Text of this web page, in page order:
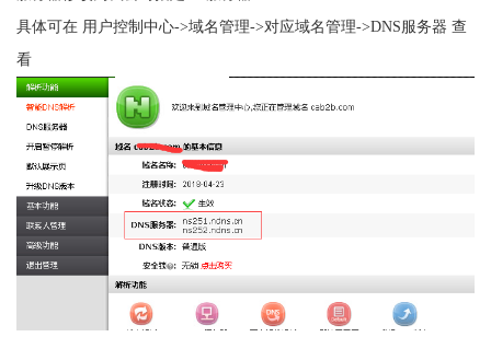
具体可在 用户控制中心->域名管理->对应域名管理->DNS服务器 查
看